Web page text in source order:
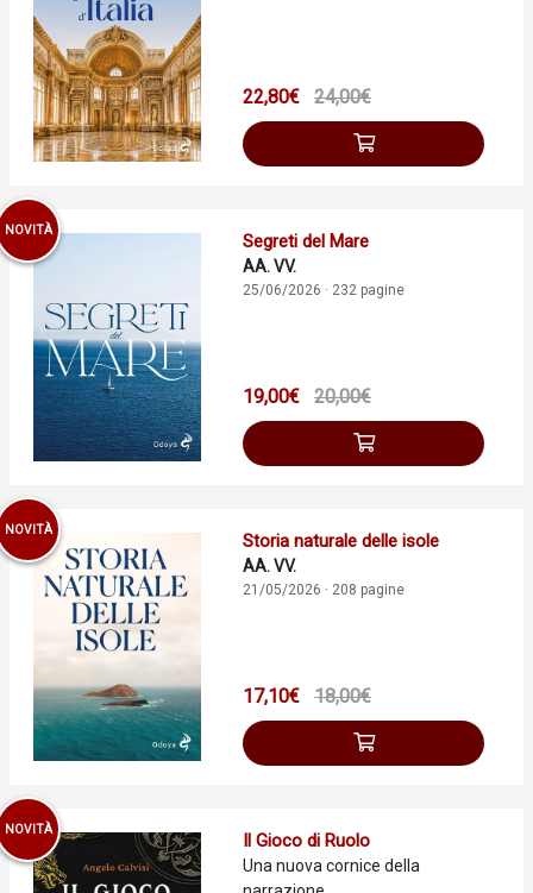
22,80€ 24,00€
NOVITÀ
Segreti del Mare
AA. VV.
25/06/2026 · 232 pagine
19,00€ 20,00€
NOVITÀ
Storia naturale delle isole
AA. VV.
21/05/2026 · 208 pagine
17,10€ 18,00€
NOVITÀ
Il Gioco di Ruolo
Una nuova cornice della